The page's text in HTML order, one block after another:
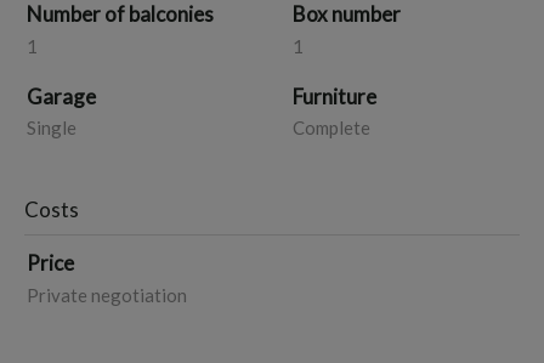
Number of balconies
1
Box number
1
Garage
Single
Furniture
Complete
Costs
Price
Private negotiation